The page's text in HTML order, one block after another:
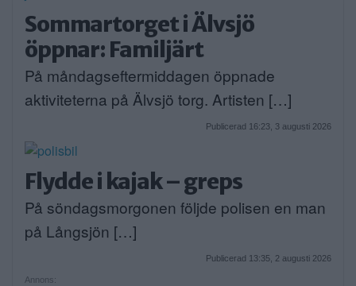
Sommartorget i Älvsjö
öppnar: Familjärt
På måndagseftermiddagen öppnade
aktiviteterna på Älvsjö torg. Artisten […]
Publicerad 16:23, 3 augusti 2026
Flydde i kajak – greps
På söndagsmorgonen följde polisen en man
på Långsjön […]
Publicerad 13:35, 2 augusti 2026
Annons: